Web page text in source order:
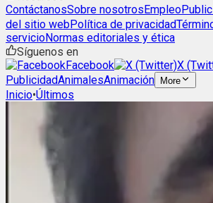
ContáctanosSobre nosotrosEmpleo
del sitio webPolítica de privacidad
servicioNormas editoriales y ética
Síguenos en
Facebook
X
PublicidadAnimalesAnimación More
Inicio•Últimos